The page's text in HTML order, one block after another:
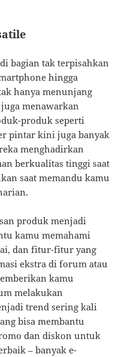
bagian tak terpisahkan
hingga
hanya menunjang
menawarkan
produk seperti
pintar kini juga banyak
menghadirkan
berkualitas tinggi saat
saat memandu kamu
produk menjadi
kamu memahami
dan fitur-fitur yang
ekstra di forum atau
kamu
melakukan
trend sering kali
bisa membantu
dan diskon untuk
– banyak e-